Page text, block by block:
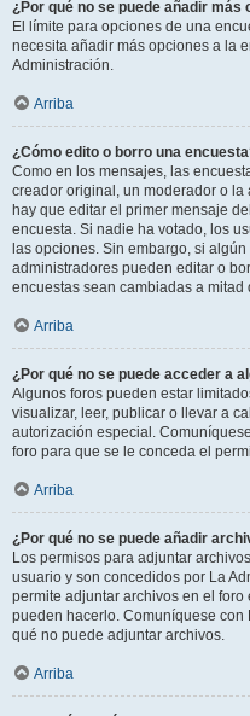
¿Por qué no se puede añadir más
El límite para opciones de una
necesita añadir más opciones a la
Administración.
Arriba
¿Cómo edito o borro una
Como en los mensajes, las
creador original, un moderador o
hay que editar el primer mensaje
encuesta. Si nadie ha votado, los
las opciones. Sin embargo, si
administradores pueden editar o
encuestas sean cambiadas a mitad
Arriba
¿Por qué no se puede acceder a
Algunos foros pueden estar
visualizar, leer, publicar o llevar a
autorización especial.
foro para que se le conceda el
Arriba
¿Por qué no se puede añadir
Los permisos para adjuntar
usuario y son concedidos por La
permite adjuntar archivos en el
pueden hacerlo. Comuníquese con
qué no puede adjuntar archivos.
Arriba